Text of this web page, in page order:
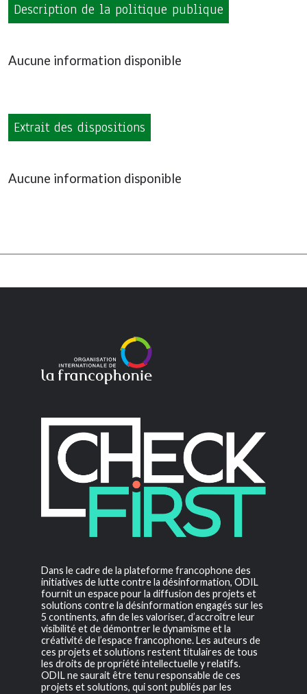
Description de la politique publique
Aucune information disponible
Extrait des dispositions
Aucune information disponible
Dans le cadre de la plateforme francophone des
initiatives de lutte contre la désinformation, ODIL
fournit un espace pour la diffusion des projets et
solutions contre la désinformation engagés sur les
5 continents, afin de les valoriser, d’accroître leur
visibilité et de démontrer le dynamisme et la
créativité de l’espace francophone. Les auteurs de
ces projets et solutions restent titulaires de tous
les droits de propriété intellectuelle y relatifs.
ODIL ne saurait être tenu responsable de ces
projets et solutions, qui sont publiés par les